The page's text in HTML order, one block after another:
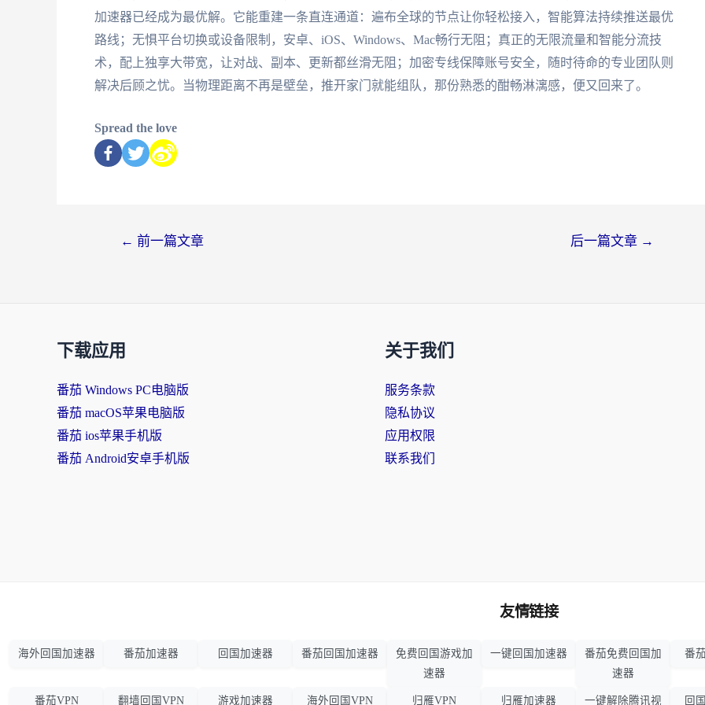
加速器已经成为最优解。它能重建一条直连通道：遍布全球的节点让你轻松接入，智能算法持续推送最优
路线；无惧平台切换或设备限制，安卓、iOS、Windows、Mac畅行无阻；真正的无限流量和智能分流技
术，配上独享大带宽，让对战、副本、更新都丝滑无阻；加密专线保障账号安全，随时待命的专业团队则
解决后顾之忧。当物理距离不再是壁垒，推开家门就能组队，那份熟悉的酣畅淋漓感，便又回来了。
Spread the love
← 前一篇文章 后一篇文章 →
下载应用
番茄 Windows PC电脑版
番茄 macOS苹果电脑版
番茄 ios苹果手机版
番茄 Android安卓手机版
关于我们
服务条款
隐私协议
应用权限
联系我们
友情链接
海外回国加速器 番茄加速器 回国加速器 番茄回国加速器
免费回国游戏加
速器
一键回国加速器
番茄免费回国加
速器
番
番茄VPN 翻墙回国VPN 游戏加速器 海外回国VPN 归雁VPN 归雁加速器 一键解除腾讯视 回